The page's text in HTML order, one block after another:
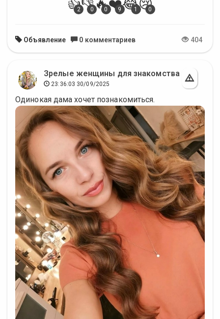
👍
2👎
0🔥
0❤️
9😂
1 😢
0
Объявление 0 комментариев 404
Зрелые женщины для знакомства
23:36:03 30/09/2025
Одинокая дама хочет познакомиться.